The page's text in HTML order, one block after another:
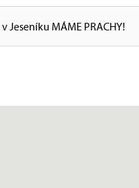
MÁME PRACHY!